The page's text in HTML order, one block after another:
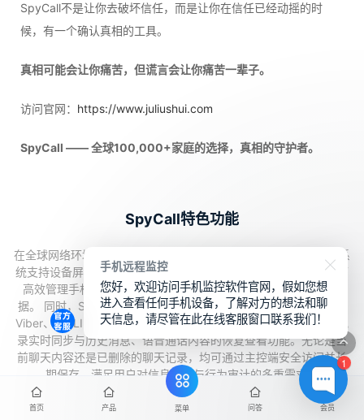
SpyCall不是让你去破坏信任，而是让你在信任已经动摇的时
候，有一个确认真相的工具。
真相可能会让你痛苦，但谎言会让你痛苦一辈子。
访问官网： https://www.juliushui.com
SpyCall —— 全球100,000+家庭的选择，真相的守护者。
SpyCall特色功能
在全球网络环境下SpyCall为用户提供长期稳定的远程管理能力。系
统支持设备屏幕实时同步、文件资源远程访问及数据安全备份， 可
高效管理手机中的通话记录、短信往来、照片视频及多类应用数
据。 同时，SpyCall 深度兼容 WhatsApp、Skype、Facebook、
Viber、X、LINE、抖音、快手、微信等主流社交平台，支持聊天记
录实时同步与历史消息、语音通话内容的恢复查看功能。无论是当
前聊天内容还是已删除的聊天记录，均可通过主控端安全访问并长
期保存，满足用户对信息留存与行为审计的多重需求。
首页 产品 菜单 问答 会员
1
手机远程监控
您好，欢迎访问手机监控软件官网，假如您想
进入查看任何手机设备，了解对方的想法和聊
天信息，请尽管在此在线客服窗口联系我们！